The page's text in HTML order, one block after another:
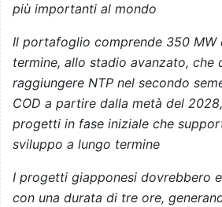
più importanti al mondo
Il portafoglio comprende 350
termine, allo stadio avanzato, che
raggiungere NTP nel secondo
COD a partire dalla metà del
progetti in fase iniziale che
sviluppo a lungo termine
I progetti giapponesi dovrebbero
con una durata di tre ore,